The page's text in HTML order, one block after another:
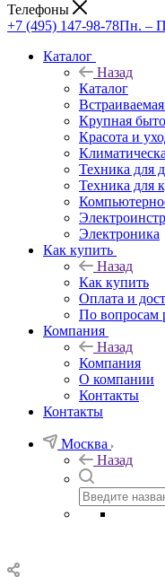
Телефоны
+7 (495) 147-98-78Пн. –
Каталог
Назад
Каталог
Крупная
Красота и
Техника для
Техника для
Электроника
Как купить
Назад
Как купить
Оплата и
По вопросам
Компания
Назад
Компания
О компании
Контакты
Контакты
Москва
Назад